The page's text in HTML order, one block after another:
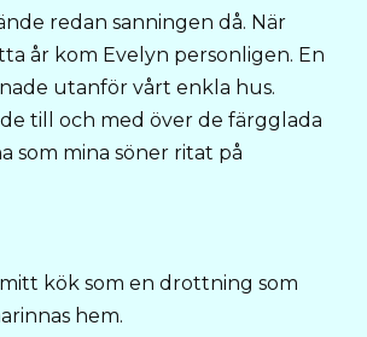
redan sanningen då. När
år kom Evelyn personligen. En
utanför vårt enkla hus.
till och med över de färgglada
som mina söner ritat på
kök som en drottning som
hem.